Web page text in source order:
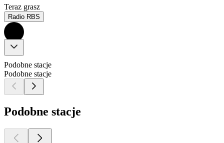
Teraz grasz
Radio RBS
Podobne stacje
Podobne stacje
Podobne stacje